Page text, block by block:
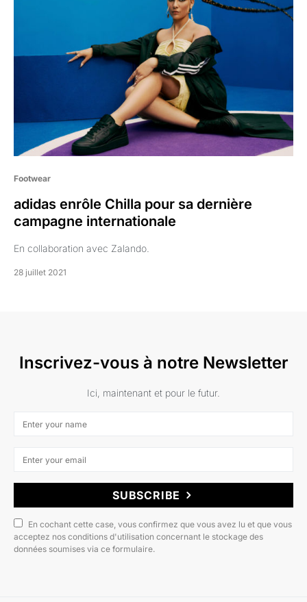
Footwear
adidas enrôle Chilla pour sa dernière
campagne internationale
En collaboration avec Zalando.
28 juillet 2021
Inscrivez-vous à notre Newsletter
Ici, maintenant et pour le futur.
SUBSCRIBE
En cochant cette case, vous confirmez que vous avez lu et que vous
acceptez nos conditions d'utilisation concernant le stockage des
données soumises via ce formulaire.